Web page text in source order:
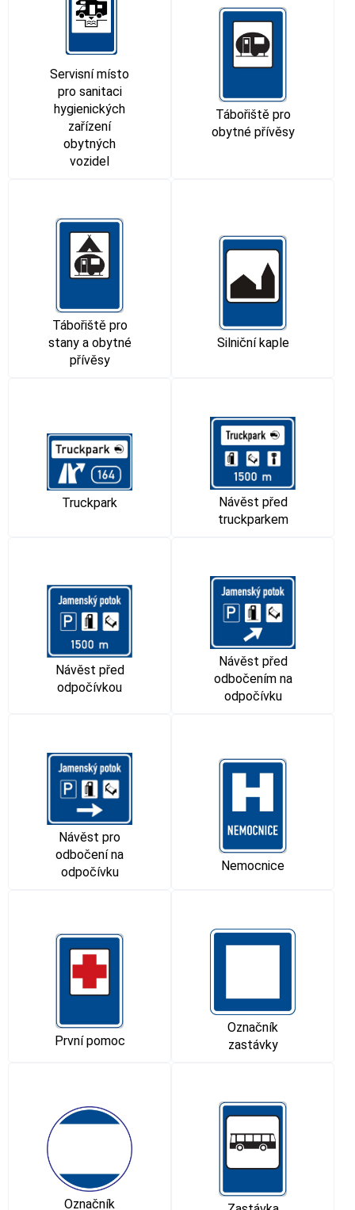
Servisní místo
pro sanitaci
hygienických
zařízení
obytných
vozidel
Tábořiště pro
obytné přívěsy
Tábořiště pro
stany a obytné
přívěsy
Silniční kaple
Truckpark
Návěst před
truckparkem
Návěst před
odpočívkou
Návěst před
odbočením na
odpočívku
Návěst pro
odbočení na
odpočívku
Nemocnice
První pomoc
Označník
zastávky
Označník